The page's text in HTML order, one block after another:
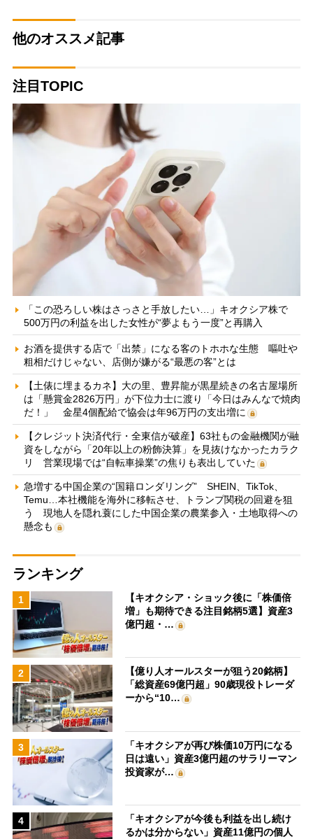
他のオススメ記事
注目TOPIC
「この恐ろしい株はさっさと手放したい…」キオクシア株で
500万円の利益を出した女性が“夢よもう一度”と再購入
お酒を提供する店で「出禁」になる客のトホホな生態 嘔吐や
粗相だけじゃない、店側が嫌がる“最悪の客”とは
【土俵に埋まるカネ】大の里、豊昇龍が黒星続きの名古屋場所
は「懸賞金2826万円」が下位力士に渡り「今日はみんなで焼肉
だ！」 金星4個配給で協会は年96万円の支出増に
【クレジット決済代行・全東信が破産】63社もの金融機関が融
資をしながら「20年以上の粉飾決算」を見抜けなかったカラク
リ 営業現場では“自転車操業”の焦りも表出していた
急増する中国企業の“国籍ロンダリング” SHEIN、TikTok、
Temu…本社機能を海外に移転させ、トランプ関税の回避を狙
う 現地人を隠れ蓑にした中国企業の農業参入・土地取得への
懸念も
ランキング
1
【キオクシア・ショック後に「株価倍
増」も期待できる注目銘柄5選】資産3
億円超・…
2
【億り人オールスターが狙う20銘柄】
「総資産69億円超」90歳現役トレーダ
ーから“10…
3
「キオクシアが再び株価10万円になる
日は遠い」資産3億円超のサラリーマン
投資家が…
4
「キオクシアが今後も利益を出し続け
るかは分からない」資産11億円の個人